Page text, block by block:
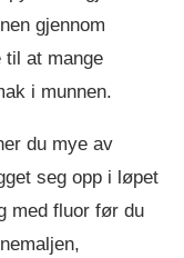
gjennom
til at mange
i munnen.
du mye av
seg opp i løpet
med fluor før du